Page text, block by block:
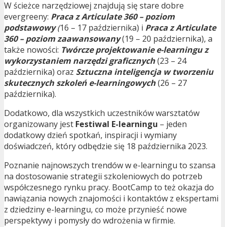
W ścieżce narzędziowej znajdują się stare dobre
evergreeny: Praca z Articulate 360 – poziom
podstawowy(16 – 17 października) i Praca z Articulate
360 – poziom zaawansowany(19 – 20 października), a
także nowości: Twórcze projektowanie e-learningu z
wykorzystaniem narzędzi graficznych(23 – 24
października) oraz Sztuczna inteligencja w tworzeniu
skutecznych szkoleń e-learningowych(26 – 27
października).
Dodatkowo, dla wszystkich uczestników warsztatów
organizowany jest Festiwal E-learningu – jeden
dodatkowy dzień spotkań, inspiracji i wymiany
doświadczeń, który odbędzie się 18 października 2023.
Poznanie najnowszych trendów w e-learningu to szansa
na dostosowanie strategii szkoleniowych do potrzeb
współczesnego rynku pracy. BootCamp to też okazja do
nawiązania nowych znajomości i kontaktów z ekspertami
z dziedziny e-learningu, co może przynieść nowe
perspektywy i pomysły do wdrożenia w firmie.